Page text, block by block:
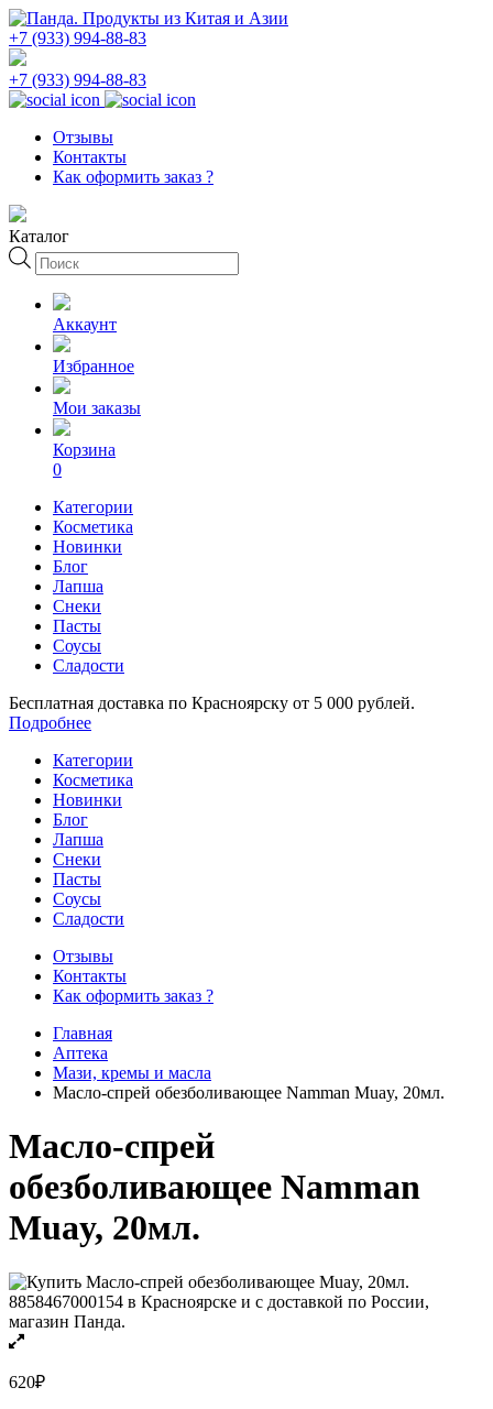
+7 (933) 994-88-83
+7 (933) 994-88-83
Отзывы
Контакты
Как оформить заказ ?
Каталог
Поиск
товаров
Аккаунт
Избранное
Мои заказы
Корзина
0
Категории
Косметика
Новинки
Блог
Лапша
Снеки
Пасты
Соусы
Сладости
Бесплатная доставка по Красноярску от 5 000 рублей.
Подробнее
Категории
Косметика
Новинки
Блог
Лапша
Снеки
Пасты
Соусы
Сладости
Отзывы
Контакты
Как оформить заказ ?
Главная
Аптека
Мази, кремы и масла
Масло-спрей обезболивающее Namman Muay, 20мл.
Масло-спрей
обезболивающее Namman
Muay, 20мл.
620₽